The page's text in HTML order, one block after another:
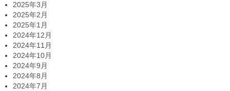
2025年3月
2025年2月
2025年1月
2024年12月
2024年11月
2024年10月
2024年9月
2024年8月
2024年7月